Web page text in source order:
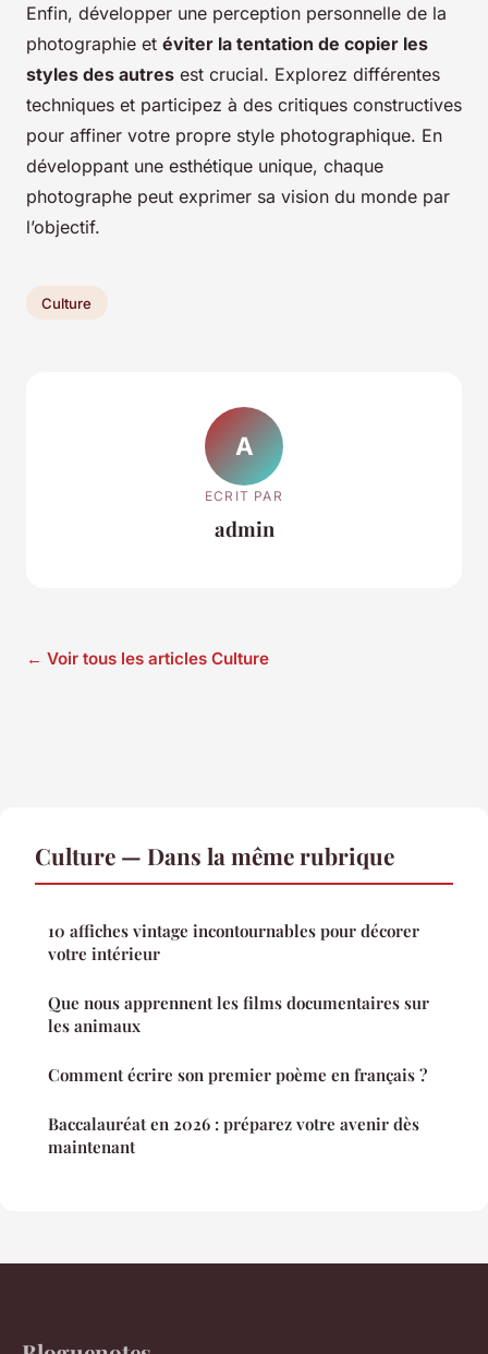
Enfin, développer une perception personnelle de la
photographie et éviter la tentation de copier les
styles des autres est crucial. Explorez différentes
techniques et participez à des critiques constructives
pour affiner votre propre style photographique. En
développant une esthétique unique, chaque
photographe peut exprimer sa vision du monde par
l’objectif.
Culture
A
ECRIT PAR
admin
← Voir tous les articles Culture
Culture — Dans la même rubrique
10 affiches vintage incontournables pour décorer
votre intérieur
Que nous apprennent les films documentaires sur
les animaux
Comment écrire son premier poème en français ?
Baccalauréat en 2026 : préparez votre avenir dès
maintenant